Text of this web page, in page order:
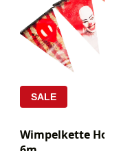
SALE
Wimpelkette